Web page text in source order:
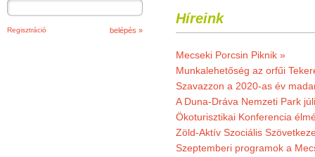
Regisztráció
Híreink
Mecseki Porcsin Piknik »
Munkalehetőség az orfűi
Szavazzon a 2020-as év
A Duna-Dráva Nemzeti Park
Ökoturisztikai Konferencia
Zöld-Aktív Szociális
Szeptemberi programok a